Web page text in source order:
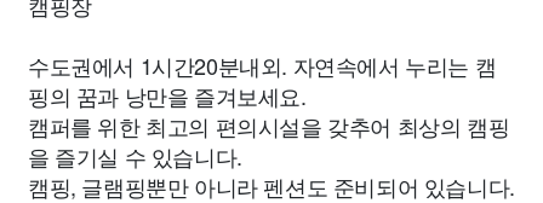
수도권에서 1시간20분내외. 자연속에서 누리는 캠
핑의 꿈과 낭만을 즐겨보세요.
캠퍼를 위한 최고의 편의시설을 갖추어 최상의 캠핑
을 즐기실 수 있습니다.
캠핑, 글램핑뿐만 아니라 펜션도 준비되어 있습니다.